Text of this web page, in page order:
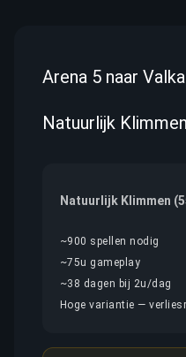
Arena 5 naar
Natuurlijk Klimmen
Natuurlijk Klimmen
~900 spellen nodig
~75u gameplay
~38 dagen bij 2u/dag
Hoge variantie —